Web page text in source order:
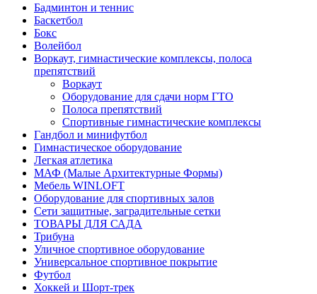
Бадминтон и теннис
Баскетбол
Бокс
Волейбол
Воркаут, гимнастические комплексы, полоса
препятствий
Воркаут
Оборудование для сдачи норм ГТО
Полоса препятствий
Спортивные гимнастические комплексы
Гандбол и минифутбол
Гимнастическое оборудование
Легкая атлетика
МАФ (Малые Архитектурные Формы)
Мебель WINLOFT
Оборудование для спортивных залов
Сети защитные, заградительные сетки
ТОВАРЫ ДЛЯ САДА
Трибуна
Уличное спортивное оборудование
Универсальное спортивное покрытие
Футбол
Хоккей и Шорт-трек